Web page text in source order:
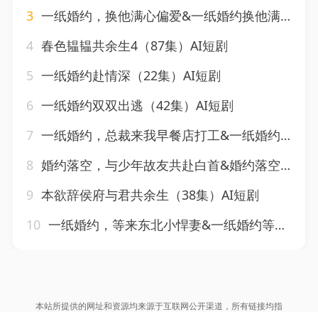
3 一纸婚约，换他满心偏爱&一纸婚约换他满心偏爱（66集）AI短剧
4 春色韫韫共余生4（87集）AI短剧
5 一纸婚约赴情深（22集）AI短剧
6 一纸婚约双双出逃（42集）AI短剧
7 一纸婚约，总裁来我早餐店打工&一纸婚约总裁来我早餐店打工（48集）AI短剧
8 婚约落空，与少年故友共赴白首&婚约落空与少年故友共赴白首（41集）AI短剧
9 本欲辞侯府与君共余生（38集）AI短剧
10 一纸婚约，等来东北小悍妻&一纸婚约等来东北小悍妻（75集）AI短剧
本站所提供的网址和资源均来源于互联网公开渠道，所有链接均指